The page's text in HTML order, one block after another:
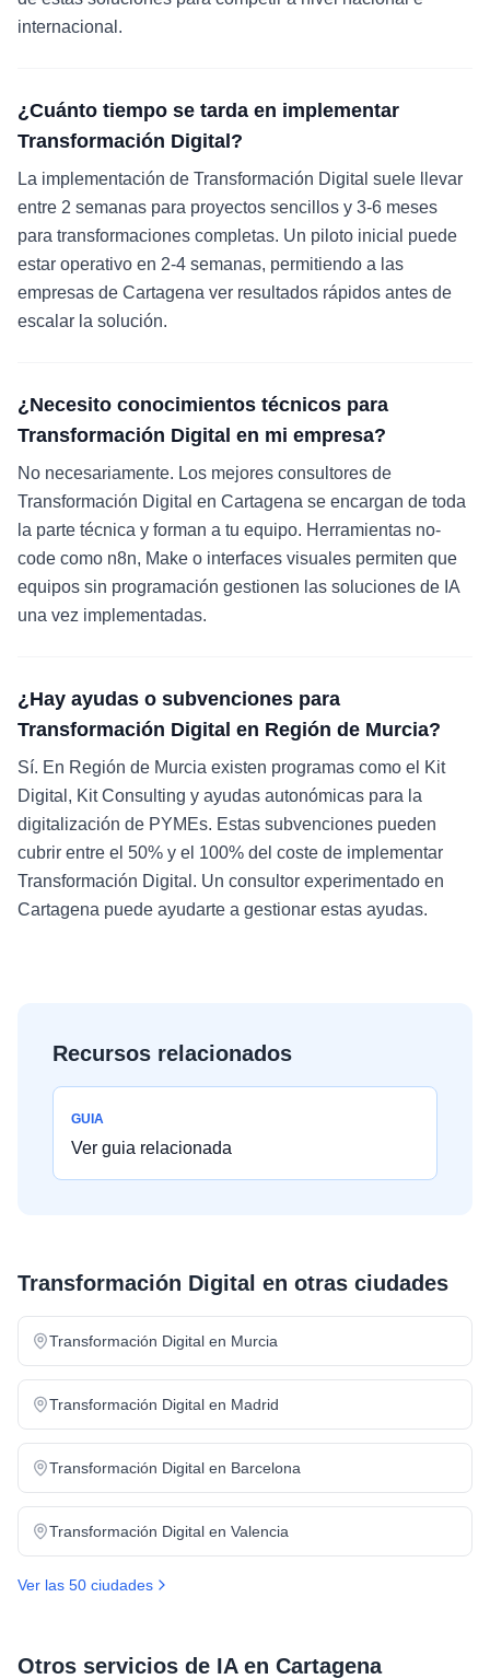
internacional.
¿Cuánto tiempo se tarda en implementar
Transformación Digital?
La implementación de Transformación Digital suele llevar
entre 2 semanas para proyectos sencillos y 3-6 meses
para transformaciones completas. Un piloto inicial puede
estar operativo en 2-4 semanas, permitiendo a las
empresas de Cartagena ver resultados rápidos antes de
escalar la solución.
¿Necesito conocimientos técnicos para
Transformación Digital en mi empresa?
No necesariamente. Los mejores consultores de
Transformación Digital en Cartagena se encargan de toda
la parte técnica y forman a tu equipo. Herramientas no-
code como n8n, Make o interfaces visuales permiten que
equipos sin programación gestionen las soluciones de IA
una vez implementadas.
¿Hay ayudas o subvenciones para
Transformación Digital en Región de Murcia?
Sí. En Región de Murcia existen programas como el Kit
Digital, Kit Consulting y ayudas autonómicas para la
digitalización de PYMEs. Estas subvenciones pueden
cubrir entre el 50% y el 100% del coste de implementar
Transformación Digital. Un consultor experimentado en
Cartagena puede ayudarte a gestionar estas ayudas.
Recursos relacionados
GUIA
Ver guia relacionada
Transformación Digital en otras ciudades
Transformación Digital en Murcia
Transformación Digital en Madrid
Transformación Digital en Barcelona
Transformación Digital en Valencia
Ver las 50 ciudades
Otros servicios de IA en Cartagena